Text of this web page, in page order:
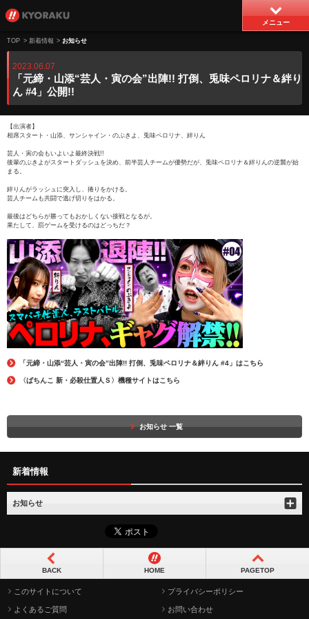
メニュー
TOP > 新着情報 > お知らせ
2023.06.07
「元締・山添“芸人・寅の会”出陣!! 打倒、兎味ペロリナ＆絆り
ん #4」公開!!
【出演者】
相席スタート・山添、サンシャイン・のぶきよ、兎味ペロリナ、絆りん
芸人・寅の会もいよいよ最終決戦!!
後輩のぶきよがスタートダッシュを決め、前半芸人チームが優勢だが、兎味ペロリナ＆絆りんの逆襲が始
まる。
絆りんがラッシュに突入し、捲りをかける。
芸人チームも共闘で逃げ切りをはかる。
最後はどちらが勝ってもおかしくない接戦となるが。
果たして、罰ゲームを受けるのはどっちだ？
「元締・山添“芸人・寅の会”出陣!! 打倒、兎味ペロリナ＆絆りん #4」はこちら
〈ぱちんこ 新・必殺仕置人Ｓ〉機種サイトはこちら
お知らせ 一覧
新着情報
お知らせ
BACK HOME PAGETOP
このサイトについて プライバシーポリシー
よくあるご質問 お問い合わせ